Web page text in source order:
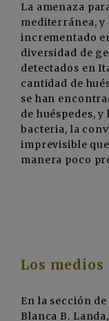
La amenaza
mediterránea, y
incrementado
diversidad de
detectados en
cantidad de
se han
de huéspedes,
bacteria, la
imprevisible
manera poco
Los medios
En la sección
Blanca B.